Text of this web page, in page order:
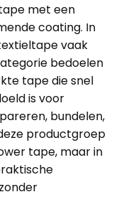
met een
coating. In
vaak
bedoelen
tape die snel
is voor
bundelen,
productgroep
tape, maar in